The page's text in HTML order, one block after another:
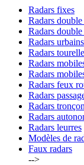
Radars fixes
Radars double
Radars double
Radars urbains
Radars
Radars
Radars
Radars feux
Radars
Radars
Radars
Radars leurres
Modèles de
Faux radars
-->